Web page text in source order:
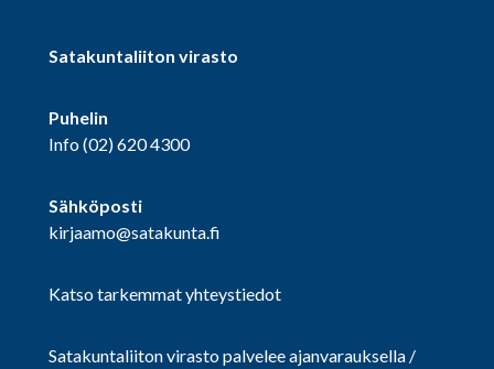
Satakuntaliiton virasto
Puhelin
Info(02) 620 4300
Sähköposti
kirjaamo@satakunta.fi
Katso tarkemmat yhteystiedot
Satakuntaliiton virasto palvelee ajanvarauksella /